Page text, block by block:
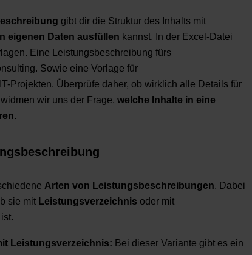
gibt dir die Struktur des Inhalts mit
eigenen Daten ausfüllen kannst. In der Excel-Datei
Eine Leistungsbeschreibung fürs
Sowie eine Vorlage für
Projekten. Überprüfe daher, ob wirklich alle Details für
wir uns der Frage, welche Inhalte in eine
.
Arten von Leistungsbeschreibungen. Dabei
sie mit Leistungsverzeichnis oder mit
Leistungsverzeichnis: Bei dieser Variante gibt es ein